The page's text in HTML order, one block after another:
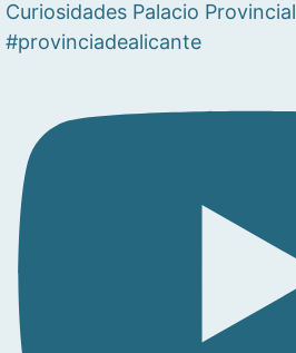
Curiosidades Palacio Provincial
#provinciadealicante